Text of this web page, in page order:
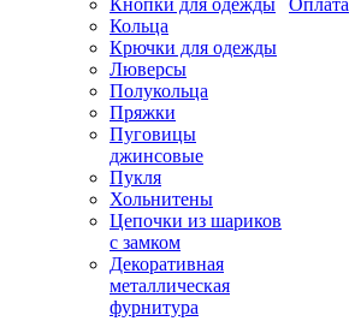
Кнопки для одежды
Кольца
Крючки для одежды
Люверсы
Полукольца
Пряжки
Пуговицы
джинсовые
Пукля
Хольнитены
Цепочки из шариков
с замком
Декоративная
металлическая
фурнитура
Оплата